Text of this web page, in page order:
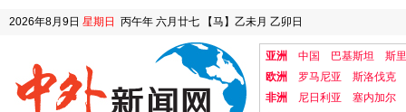
2026年8月9日 星期日 丙午年 六月廿七 【马】乙未月 乙卯日
亚洲 中国 巴基斯坦
斯
欧洲
罗马尼亚
斯洛伐克
非洲
尼日利亚
塞内加尔